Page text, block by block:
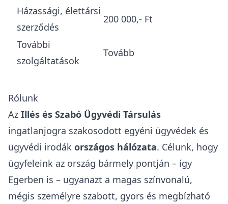
Házassági, élettársi
szerződés
200 000,- Ft
További
szolgáltatások
Tovább
Rólunk
Az Illés és Szabó Ügyvédi Társulás
ingatlanjogra szakosodott egyéni ügyvédek és
ügyvédi irodák országos hálózata. Célunk, hogy
ügyfeleink az ország bármely pontján – így
Egerben is – ugyanazt a magas színvonalú,
mégis személyre szabott, gyors és megbízható